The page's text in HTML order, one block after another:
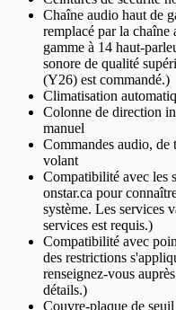
Chaîne audio haut de
remplacé par la
gamme à 14 haut-
sonore de qualité
(Y26) est commandé.)
Climatisation
Colonne de direction
manuel
Commandes audio, de
volant
Compatibilité avec les
onstar.ca pour
système. Les services
services est requis.)
Compatibilité avec
des restrictions
renseignez-vous
détails.)
Couvre-plaque de